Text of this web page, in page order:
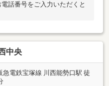
話番号をご入力いただくと
中央
急電鉄宝塚線 川西能勢口駅 徒